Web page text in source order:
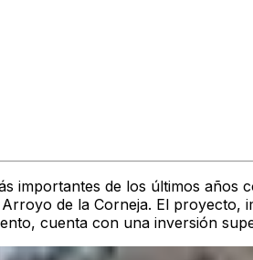
importantes de los últimos
de la Corneja. El proyecto,
cuenta con una inversión